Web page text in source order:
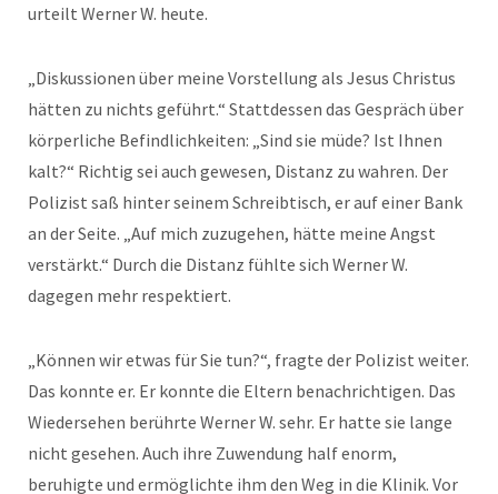
urteilt Werner W. heute.
„Diskussionen über meine Vorstellung als Jesus Christus
hätten zu nichts geführt.“ Stattdessen das Gespräch über
körperliche Befindlichkeiten: „Sind sie müde? Ist Ihnen
kalt?“ Richtig sei auch gewesen, Distanz zu wahren. Der
Polizist saß hinter seinem Schreibtisch, er auf einer Bank
an der Seite. „Auf mich zuzugehen, hätte meine Angst
verstärkt.“ Durch die Distanz fühlte sich Werner W.
dagegen mehr respektiert.
„Können wir etwas für Sie tun?“, fragte der Polizist weiter.
Das konnte er. Er konnte die Eltern benachrichtigen. Das
Wiedersehen berührte Werner W. sehr. Er hatte sie lange
nicht gesehen. Auch ihre Zuwendung half enorm,
beruhigte und ermöglichte ihm den Weg in die Klinik. Vor